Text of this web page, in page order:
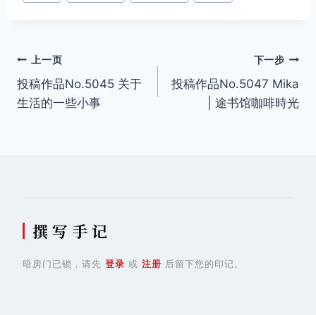
文
章
上一页
投稿作品No.5045 关于
生活的一些小事
下一步
投稿作品No.5047 Mika
| 途书馆咖啡時光
撰 写 手 记
暗房门已锁，请先 登录 或 注册 后留下您的印记。